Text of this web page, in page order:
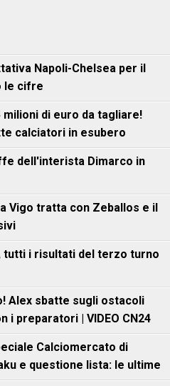
Napoli-Chelsea per il
le cifre
milioni di euro da tagliare!
calciatori in esubero
dell'interista Dimarco in
Vigo tratta con Zeballos e il
tutti i risultati del terzo turno
Alex sbatte sugli ostacoli
i preparatori | VIDEO CN24
Calciomercato di
e questione lista: le ultime